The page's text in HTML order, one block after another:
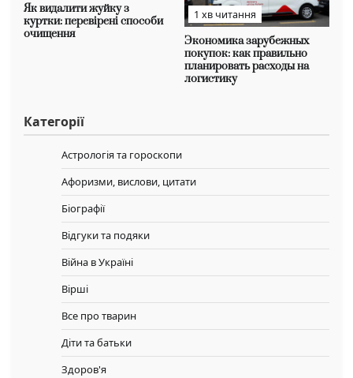
Як видалити жуйку з
куртки: перевірені способи
очищення
1 хв читання
Экономика зарубежных
покупок: как правильно
планировать расходы на
логистику
Категорії
Астрологія та гороскопи
Афоризми, вислови, цитати
Біографії
Відгуки та подяки
Війна в Україні
Вірші
Все про тварин
Діти та батьки
Здоров'я